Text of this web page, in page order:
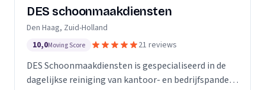
DES schoonmaakdiensten
Den Haag, Zuid-Holland
10,0Moving Score 21 reviews
DES Schoonmaakdiensten is gespecialiseerd in de
dagelijkse reiniging van kantoor- en bedrijfspanden